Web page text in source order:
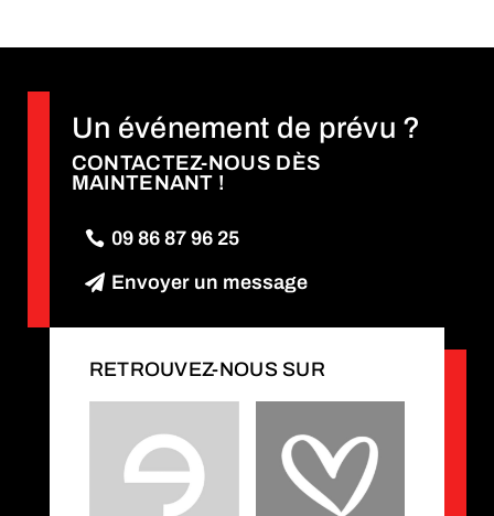
Un événement de prévu ?
CONTACTEZ-NOUS DÈS
MAINTENANT !
09 86 87 96 25
Envoyer un message
RETROUVEZ-NOUS SUR